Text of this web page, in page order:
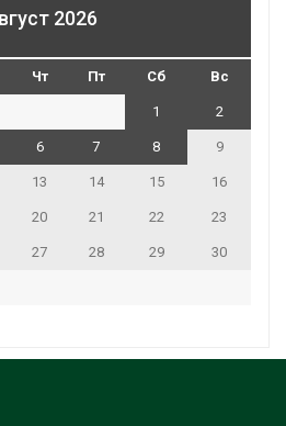
2026
Чт Пт Сб Вс
1 2
6 7 8 9
13 14 15 16
20 21 22 23
27 28 29 30